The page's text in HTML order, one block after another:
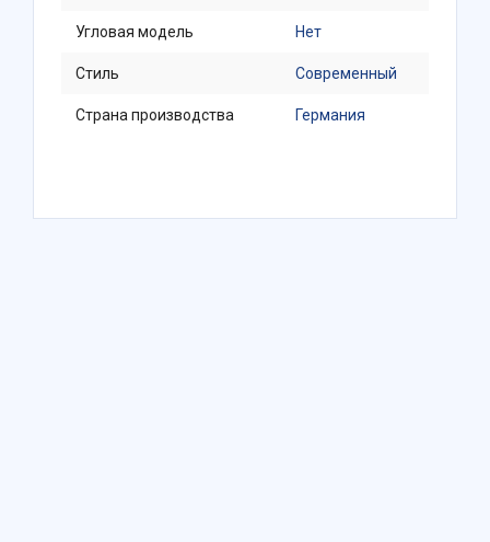
Угловая модель Нет
Стиль Современный
Страна производства Германия